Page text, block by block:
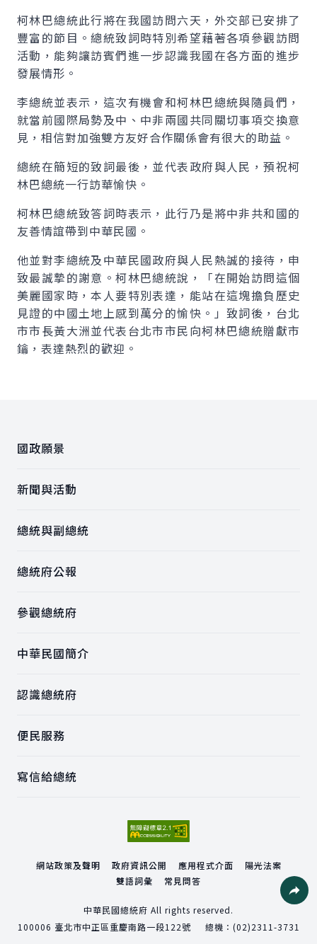
柯林巴總統此行將在我國訪問六天，外交部已安排了
豐富的節目。總統致詞時特別希望藉著各項參觀訪問
活動，能夠讓訪賓們進一步認識我國在各方面的進步
發展情形。
李總統並表示，這次有機會和柯林巴總統與隨員們，
就當前國際局勢及中、中非兩國共同關切事項交換意
見，相信對加強雙方友好合作關係會有很大的助益。
總統在簡短的致詞最後，並代表政府與人民，預祝柯
林巴總統一行訪華愉快。
柯林巴總統致答詞時表示，此行乃是將中非共和國的
友善情誼帶到中華民國。
他並對李總統及中華民國政府與人民熱誠的接待，申
致最誠摯的謝意。柯林巴總統說，「在開始訪問這個
美麗國家時，本人要特別表達，能站在這塊擔負歷史
見證的中國土地上感到萬分的愉快。」致詞後，台北
市市長黃大洲並代表台北市市民向柯林巴總統贈獻市
鑰，表達熱烈的歡迎。
國政願景
新聞與活動
總統與副總統
總統府公報
參觀總統府
中華民國簡介
認識總統府
便民服務
寫信給總統
網站政策及聲明 政府資訊公開 應用程式介面
陽光法案
雙語詞彙
常見問答
中華民國總統府 All rights reserved.
100006 臺北市中正區重慶南路一段122號 總機： (02)2311-3731